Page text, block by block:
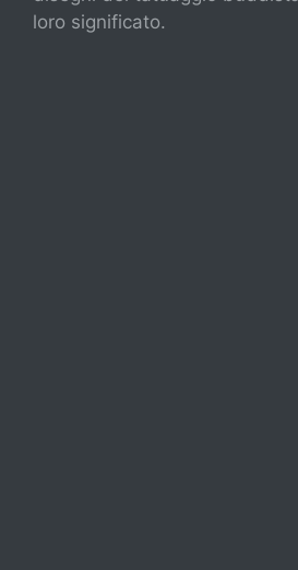
loro significato.